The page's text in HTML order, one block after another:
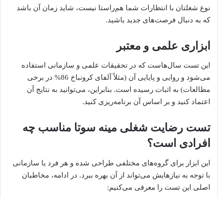
نوع شغلتان با انتظارات شما هم‌راستا نیست، شاید زمان آن باشد
که به دنبال فرصت‌های جدید باشید.
ابزاری علمی و معتبر
این تست سال‌هاست که در تحقیقات علمی و سازمانی استفاده
می‌شود و روایی و پایایی آن (مثلاً آلفای کرونباخ 86% در برخی
مطالعات) به اثبات رسیده است. بنابراین، می‌توانید به نتایج آن
اعتماد کنید و بر اساس آن برنامه‌ریزی کنید.
تست رضایت شغلی مینه سوتا مناسب چه
افرادی است؟
این ابزار برای گروه‌های مختلفی طراحی شده و هر فرد یا سازمانی
با توجه به نیازهایش می‌تواند از آن بهره ببرد. در ادامه، مخاطبان
اصلی این تست را معرفی می‌کنیم: